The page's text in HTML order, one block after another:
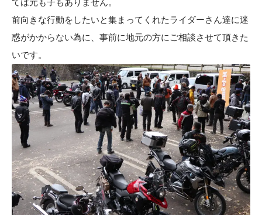
ては元も子もありません。
前向きな行動をしたいと集まってくれたライダーさん達に迷
惑がかからない為に、事前に地元の方にご相談させて頂きた
いです。